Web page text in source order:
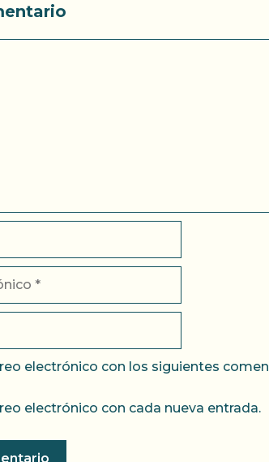
electrónico con los siguientes
electrónico con cada nueva entrada.